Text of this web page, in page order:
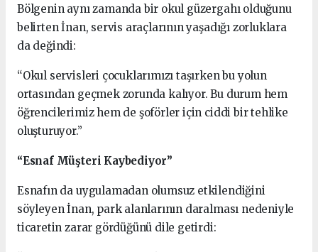
Bölgenin aynı zamanda bir okul güzergahı olduğunu
belirten İnan, servis araçlarının yaşadığı zorluklara
da değindi:
“Okul servisleri çocuklarımızı taşırken bu yolun
ortasından geçmek zorunda kalıyor. Bu durum hem
öğrencilerimiz hem de şoförler için ciddi bir tehlike
oluşturuyor.”
“Esnaf Müşteri Kaybediyor”
Esnafın da uygulamadan olumsuz etkilendiğini
söyleyen İnan, park alanlarının daralması nedeniyle
ticaretin zarar gördüğünü dile getirdi: